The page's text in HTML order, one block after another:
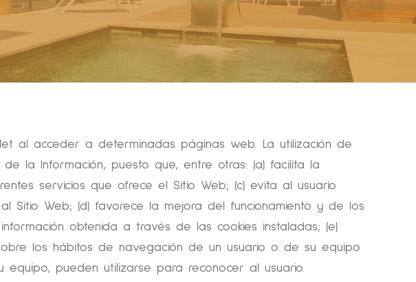
al acceder a determinadas páginas web. La utilización de
la Información, puesto que, entre otras: (a) facilita la
servicios que ofrece el Sitio Web; (c) evita al usuario
Sitio Web; (d) favorece la mejora del funcionamiento y de los
obtenida a través de las cookies instaladas; (e)
los hábitos de navegación de un usuario o de su equipo
pueden utilizarse para reconocer al usuario.